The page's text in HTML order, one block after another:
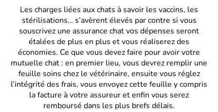
Les charges liées aux chats à savoir les vaccins, les
stérilisations… s’avèrent élevés par contre si vous
souscrivez une assurance chat vos dépenses seront
étalées de plus en plus et vous réaliserez des
économies. Ce que vous devez faire pour avoir votre
mutuelle chat : en premier lieu, vous devrez remplir une
feuille soins chez le vétérinaire, ensuite vous réglez
l’intégrité des frais, vous envoyez cette feuille y compris
la facture à votre assureur et enfin vous serez
remboursé dans les plus brefs délais.